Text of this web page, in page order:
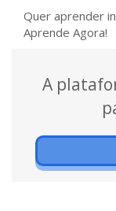
Quer aprender
Aprende Agora!
A